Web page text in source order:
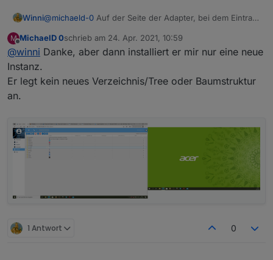
Winni@michaeld-0 Auf der Seite der Adapter, bei dem Eintrag
klicken.
M
Offline
MichaelD 0schrieb am 24. Apr. 2021, 10:59
zuletzt editiert von
@winni Danke, aber dann installiert er mir nur eine neue
Instanz.
Er legt kein neues Verzeichnis/Tree oder Baumstruktur
an.
1 Antwort 0